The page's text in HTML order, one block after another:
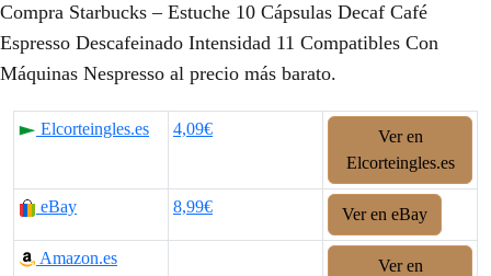
Compra Starbucks – Estuche 10 Cápsulas Decaf Café
Espresso Descafeinado Intensidad 11 Compatibles Con
Máquinas Nespresso al precio más barato.
Elcorteingles.es 4,09€
Ver en
Elcorteingles.es
eBay 8,99€ Ver en eBay
Amazon.es
Ver en